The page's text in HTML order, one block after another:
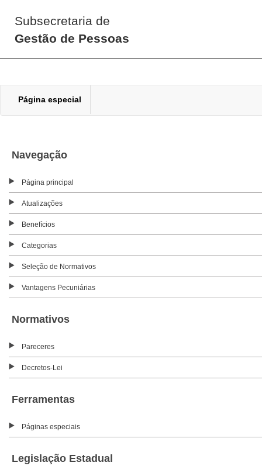
Subsecretaria de
Gestão de Pessoas
Página especial
Navegação
Página principal
Atualizações
Benefícios
Categorias
Seleção de Normativos
Vantagens Pecuniárias
Normativos
Pareceres
Decretos-Lei
Ferramentas
Páginas especiais
Legislação Estadual